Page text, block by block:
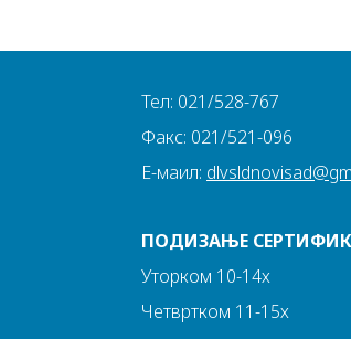
Тел: 021/528-767
Факс: 021/521-096
Е-маил:
ПОДИЗАЊЕ
Уторком 10-14х
Четвртком 11-15х